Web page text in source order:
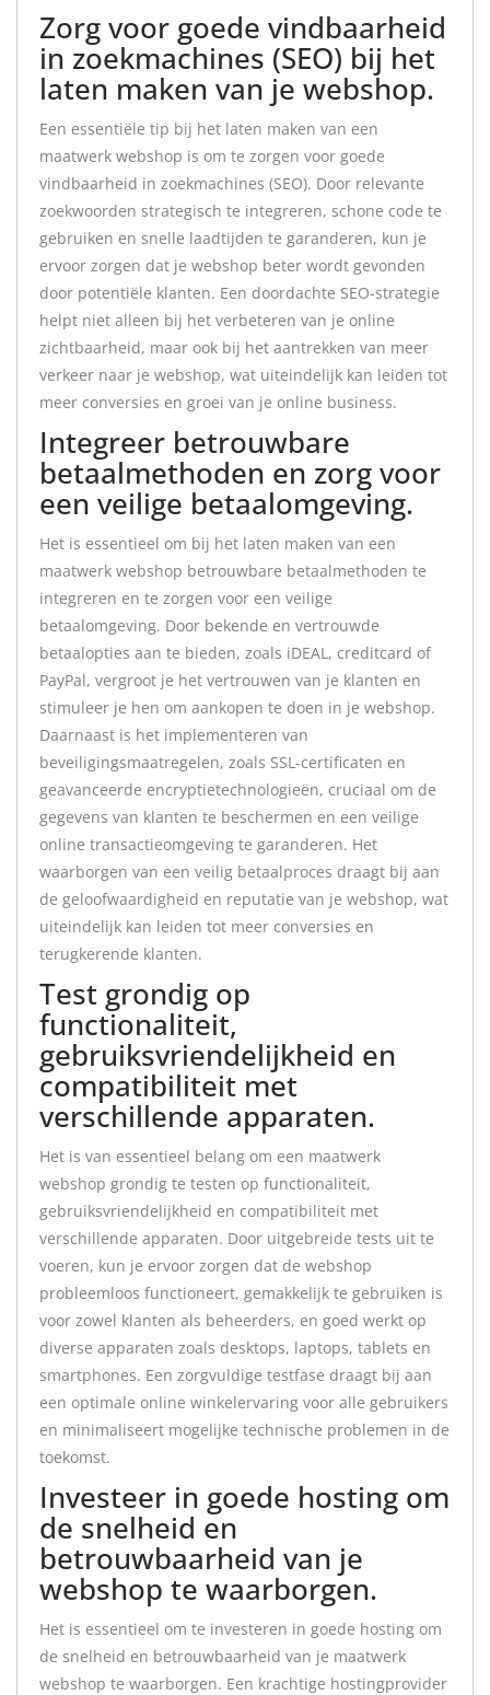
Zorg voor goede vindbaarheid
in zoekmachines (SEO) bij het
laten maken van je webshop.
Een essentiële tip bij het laten maken van een
maatwerk webshop is om te zorgen voor goede
vindbaarheid in zoekmachines (SEO). Door relevante
zoekwoorden strategisch te integreren, schone code te
gebruiken en snelle laadtijden te garanderen, kun je
ervoor zorgen dat je webshop beter wordt gevonden
door potentiële klanten. Een doordachte SEO-strategie
helpt niet alleen bij het verbeteren van je online
zichtbaarheid, maar ook bij het aantrekken van meer
verkeer naar je webshop, wat uiteindelijk kan leiden tot
meer conversies en groei van je online business.
Integreer betrouwbare
betaalmethoden en zorg voor
een veilige betaalomgeving.
Het is essentieel om bij het laten maken van een
maatwerk webshop betrouwbare betaalmethoden te
integreren en te zorgen voor een veilige
betaalomgeving. Door bekende en vertrouwde
betaalopties aan te bieden, zoals iDEAL, creditcard of
PayPal, vergroot je het vertrouwen van je klanten en
stimuleer je hen om aankopen te doen in je webshop.
Daarnaast is het implementeren van
beveiligingsmaatregelen, zoals SSL-certificaten en
geavanceerde encryptietechnologieën, cruciaal om de
gegevens van klanten te beschermen en een veilige
online transactieomgeving te garanderen. Het
waarborgen van een veilig betaalproces draagt bij aan
de geloofwaardigheid en reputatie van je webshop, wat
uiteindelijk kan leiden tot meer conversies en
terugkerende klanten.
Test grondig op
functionaliteit,
gebruiksvriendelijkheid en
compatibiliteit met
verschillende apparaten.
Het is van essentieel belang om een maatwerk
webshop grondig te testen op functionaliteit,
gebruiksvriendelijkheid en compatibiliteit met
verschillende apparaten. Door uitgebreide tests uit te
voeren, kun je ervoor zorgen dat de webshop
probleemloos functioneert, gemakkelijk te gebruiken is
voor zowel klanten als beheerders, en goed werkt op
diverse apparaten zoals desktops, laptops, tablets en
smartphones. Een zorgvuldige testfase draagt bij aan
een optimale online winkelervaring voor alle gebruikers
en minimaliseert mogelijke technische problemen in de
toekomst.
Investeer in goede hosting om
de snelheid en
betrouwbaarheid van je
webshop te waarborgen.
Het is essentieel om te investeren in goede hosting om
de snelheid en betrouwbaarheid van je maatwerk
webshop te waarborgen. Een krachtige hostingprovider